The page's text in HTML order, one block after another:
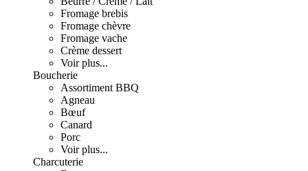
Fromage brebis
Fromage chèvre
Fromage vache
Crème dessert
Voir plus...
Boucherie
Assortiment BBQ
Agneau
Bœuf
Canard
Porc
Voir plus...
Charcuterie